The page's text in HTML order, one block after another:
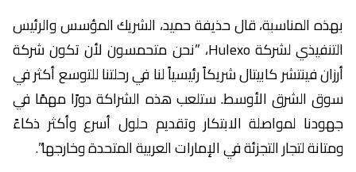
بهذه المناسبة، قال حذيفة حميد، الشريك المؤسس والرئيس
التنفيذي لشركة Hulexo، ”نحن متحمسون لأن تكون شركة
أرزان فينتشر كابيتال شريكاً رئيسياً لنا في رحلتنا للتوسع أكثر في
سوق الشرق الأوسط. ستلعب هذه الشراكة دورًا مهمًا في
جهودنا لمواصلة الابتكار وتقديم حلول أسرع وأكثر ذكاءً
ومتانة لتجار التجزئة في الإمارات العربية المتحدة وخارجها”.